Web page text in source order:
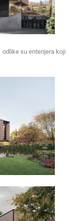
odlike su enterijera koji